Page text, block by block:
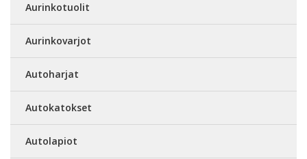
Aurinkotuolit
Aurinkovarjot
Autoharjat
Autokatokset
Autolapiot